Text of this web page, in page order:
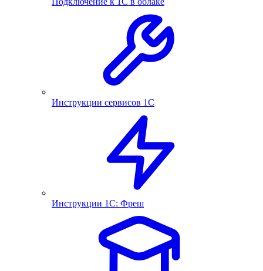
Инструкции сервисов 1С
Инструкции 1С: Фреш